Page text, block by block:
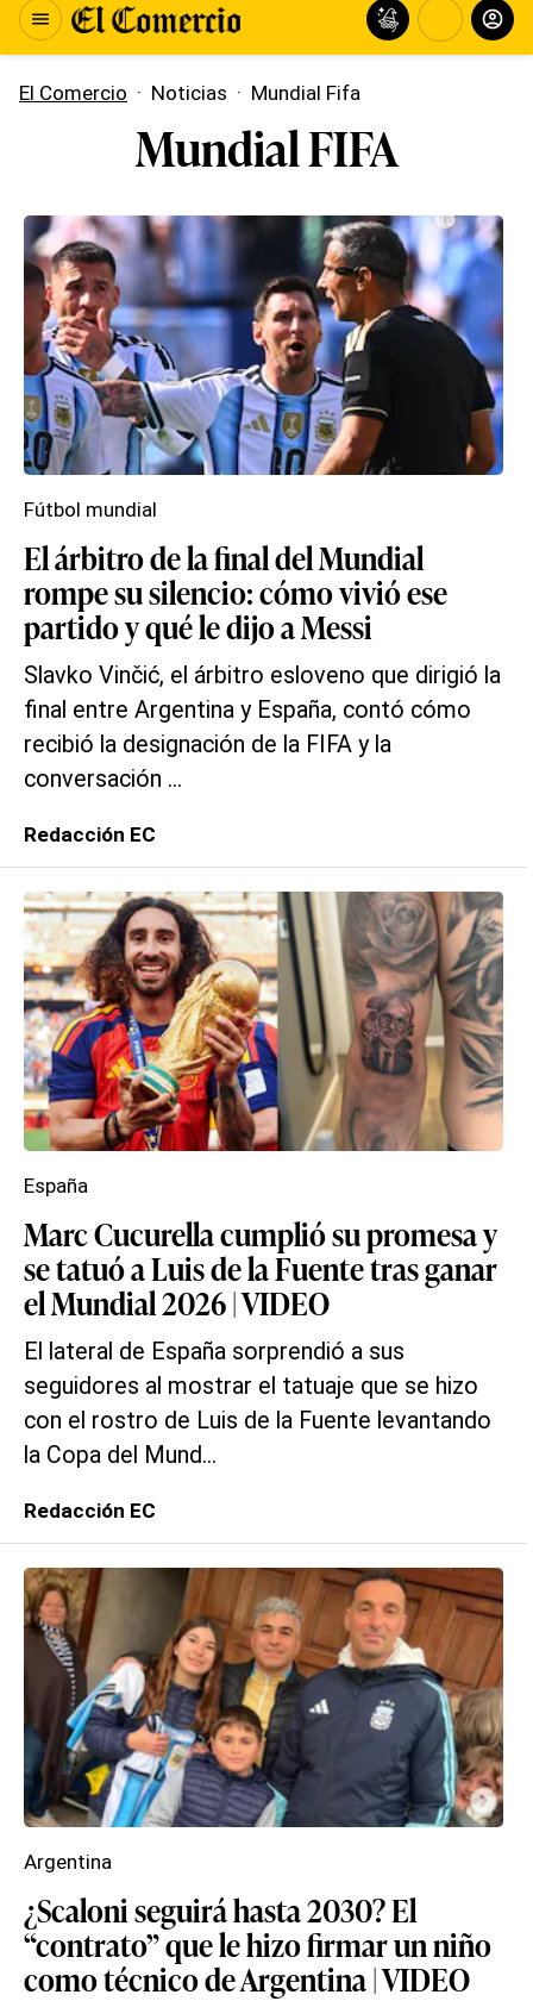
El Comercio · Noticias · Mundial Fifa
Mundial FIFA
El árbitro de la final del Mundial
rompe su silencio: cómo vivió ese
partido y qué le dijo a Messi
Slavko Vinčić, el árbitro esloveno que dirigió la
final entre Argentina y España, contó cómo
recibió la designación de la FIFA y la
conversación ...
Fútbol mundial
Redacción EC
Marc Cucurella cumplió su promesa y
se tatuó a Luis de la Fuente tras ganar
el Mundial 2026 | VIDEO
El lateral de España sorprendió a sus
seguidores al mostrar el tatuaje que se hizo
con el rostro de Luis de la Fuente levantando
la Copa del Mund...
España
Redacción EC
¿Scaloni seguirá hasta 2030? El
“contrato” que le hizo firmar un niño
como técnico de Argentina | VIDEO
Argentina